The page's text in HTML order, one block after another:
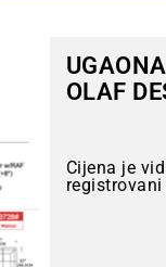
OLAF
Cijena je